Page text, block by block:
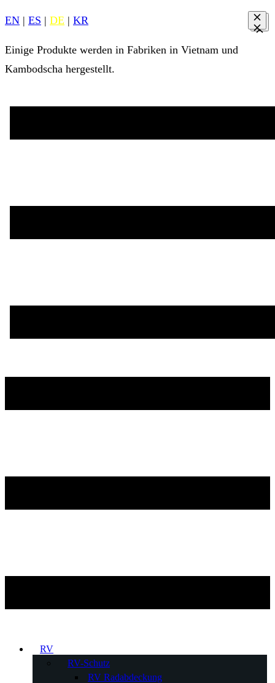
EN | ES | DE | KR
Einige Produkte werden in Fabriken in Vietnam und
Kambodscha hergestellt.
RV
RV-Schutz
RV Radabdeckung